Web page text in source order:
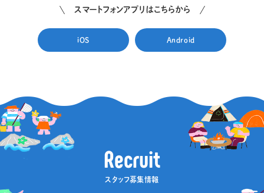
スマートフォンアプリはこちらから
iOS Android
Recruit
スタッフ募集情報